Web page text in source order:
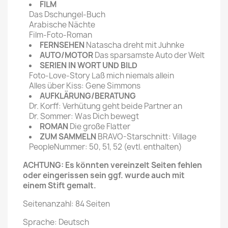
FILM
Das Dschungel-Buch
Arabische Nächte
Film-Foto-Roman
FERNSEHEN Natascha dreht mit Juhnke
AUTO/MOTORDas sparsamste Auto der Welt
SERIEN IN WORT UND BILD
Foto-Love-Story Laß mich niemals allein
Alles über Kiss: Gene Simmons
AUFKLÄRUNG/BERATUNG
Dr. Korff: Verhütung geht beide Partner an
Dr. Sommer: Was Dich bewegt
ROMAN Die große Flatter
ZUM SAMMELN BRAVO-Starschnitt: Village
PeopleNummer: 50, 51, 52 (evtl. enthalten)
ACHTUNG: Es könnten vereinzelt Seiten fehlen
oder eingerissen sein ggf. wurde auch mit
einem Stift gemalt.
Seitenanzahl: 84 Seiten
Sprache: Deutsch